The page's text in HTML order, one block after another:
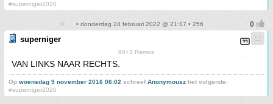
#superniger2020
• donderdag 24 februari 2022 @ 21:17 • 256
superniger
90+3 Ramos
VAN LINKS NAAR RECHTS.
Op woensdag 9 november 2016 06:02 schreefAnonymousz het volgende:
#superniger2020